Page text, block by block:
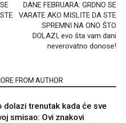
DANE FEBRUARA: GRDNO SE
VARATE AKO MISLITE DA STE
SPREMNI NA ONO ŠTO
DOLAZI, evo šta vam dani
neverovatno donose!
FROM AUTHOR
dolazi trenutak kada će sve
smisao: Ovi znakovi